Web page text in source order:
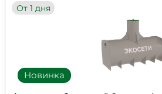
Новинка
От 1 дня